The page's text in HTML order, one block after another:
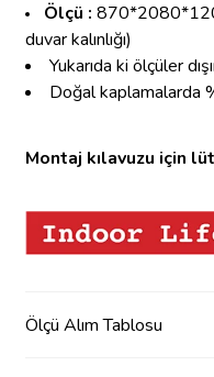
Ölçü :
duvar kalınlığı)
Yukarıda ki ölçüler
Doğal kaplamalarda
Montaj kılavuzu için
Ölçü Alım Tablosu